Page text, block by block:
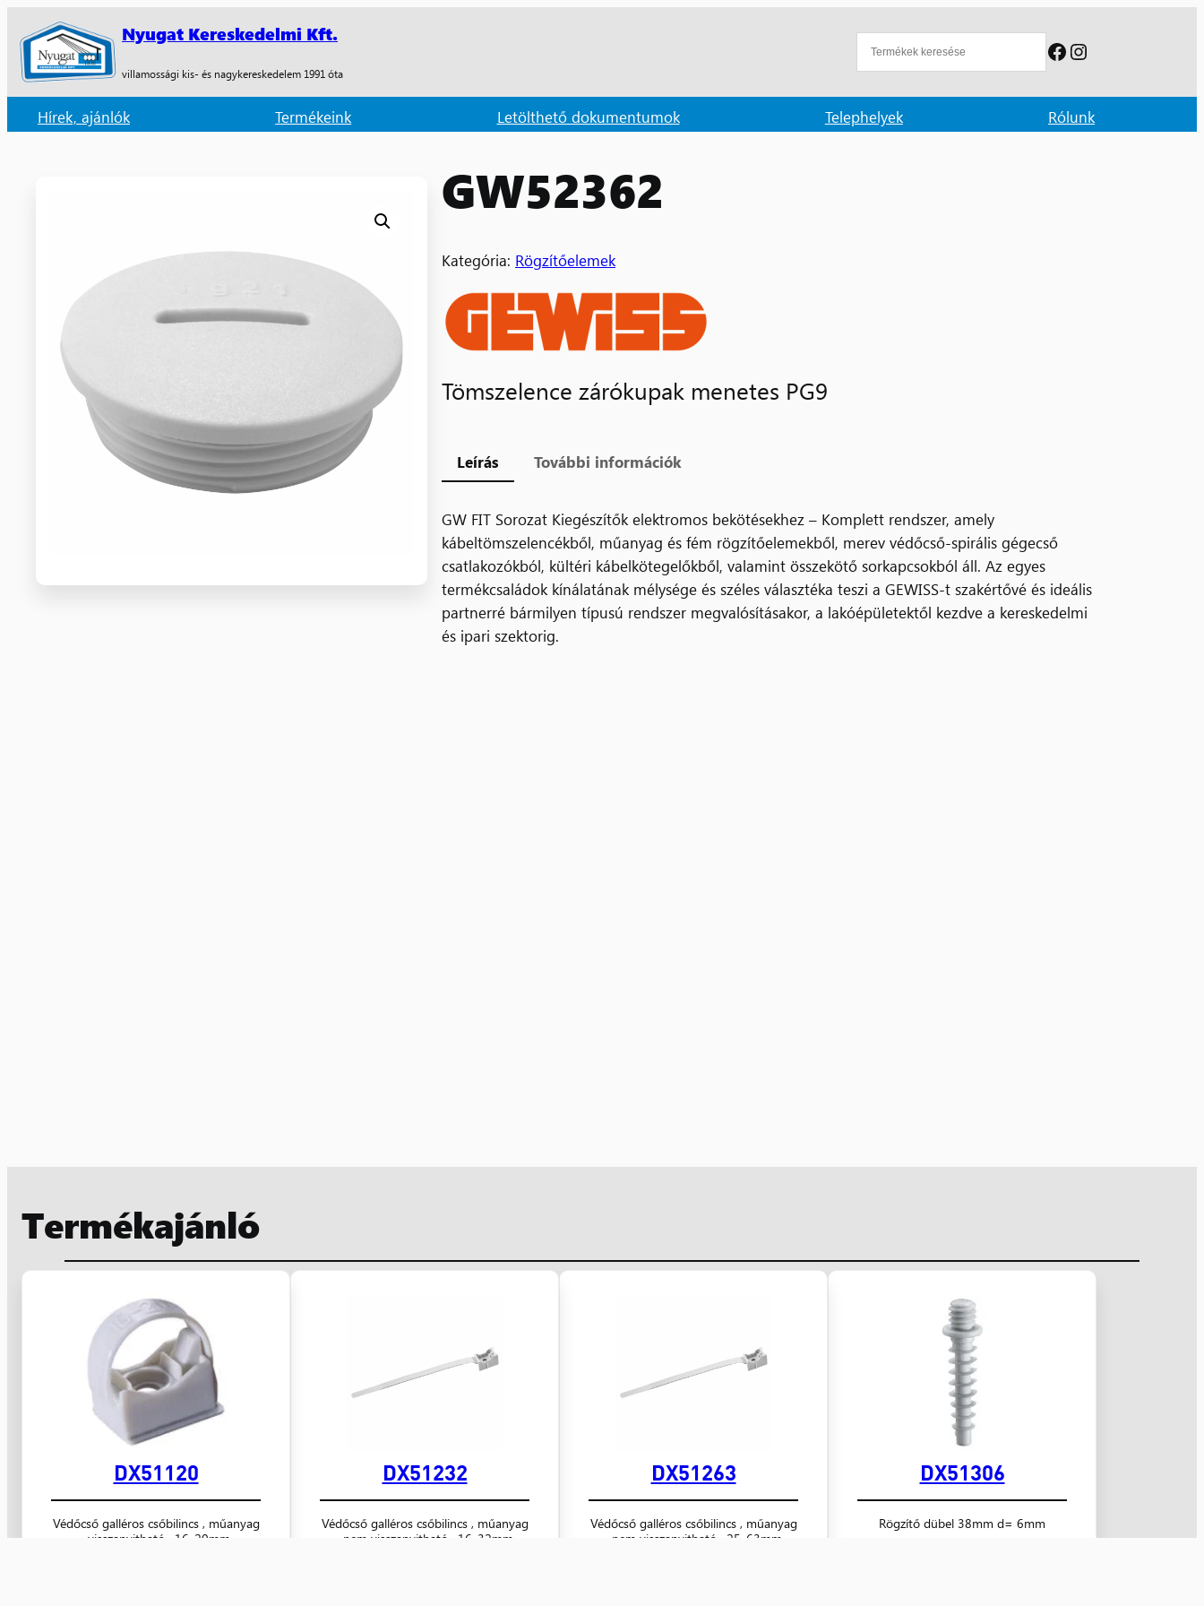
Nyugat Kereskedelmi Kft.
villamossági kis- és nagykereskedelem 1991 óta
Facebook
Instagram
Hírek, ajánlók Termékeink Letölthető dokumentumok Telephelyek Rólunk
GW52362
Kategória: Rögzítőelemek
Tömszelence zárókupak menetes PG9
Leírás További információk
GW FIT Sorozat Kiegészítők elektromos bekötésekhez – Komplett rendszer, amely
kábeltömszelencékből, műanyag és fém rögzítőelemekből, merev védőcső-spirális gégecső
csatlakozókból, kültéri kábelkötegelőkből, valamint összekötő sorkapcsokból áll. Az egyes
termékcsaládok kínálatának mélysége és széles választéka teszi a GEWISS-t szakértővé és ideális
partnerré bármilyen típusú rendszer megvalósításakor, a lakóépületektől kezdve a kereskedelmi
és ipari szektorig.
Termékajánló
DX51306
Rögzítő dübel 38mm d= 6mm
DX51263
Védőcső galléros csőbilincs , műanyag
, nem visszanyitható , 25-63mm
DX51232
Védőcső galléros csőbilincs , műanyag
, nem visszanyitható , 16-32mm
DX51120
Védőcső galléros csőbilincs , műanyag
, visszanyitható , 16-20mm